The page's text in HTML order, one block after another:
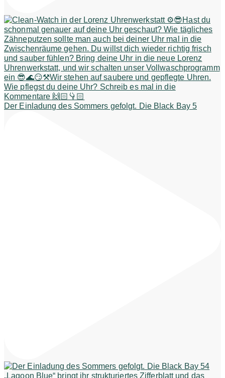
Der Einladung des Sommers gefolgt. Die Black Bay 5